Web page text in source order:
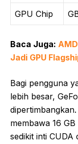
GPU Chip
Baca Juga:
Jadi GPU
Bagi pengguna
lebih besar,
membawa 16
sedikit inti CUDA